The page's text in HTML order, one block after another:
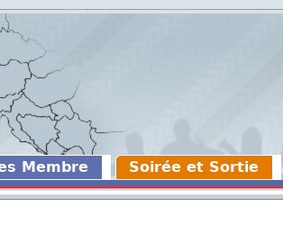
Membre Soirée et Sortie